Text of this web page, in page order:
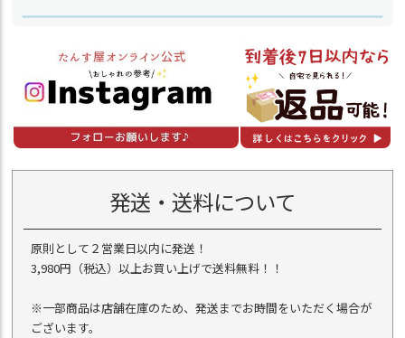
発送・送料について
原則として２営業日以内に発送！
3,980円（税込）以上お買い上げで送料無料！！
※一部商品は店舗在庫のため、発送までお時間をいただく場合が
ございます。